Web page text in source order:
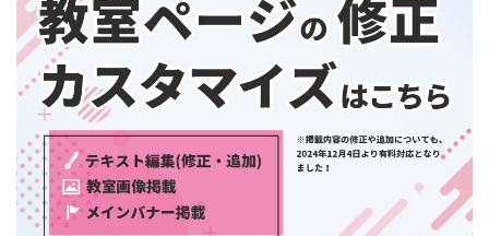
山口県
徳島県
香川県
愛媛県
高知県
九州・沖縄
福岡県
佐賀県
長崎県